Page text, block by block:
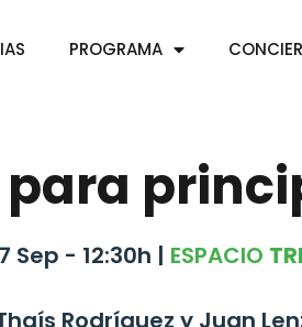
PROGRAMA
para
Sep - 12:30h | ESPACIO
Rodríguez y Juan